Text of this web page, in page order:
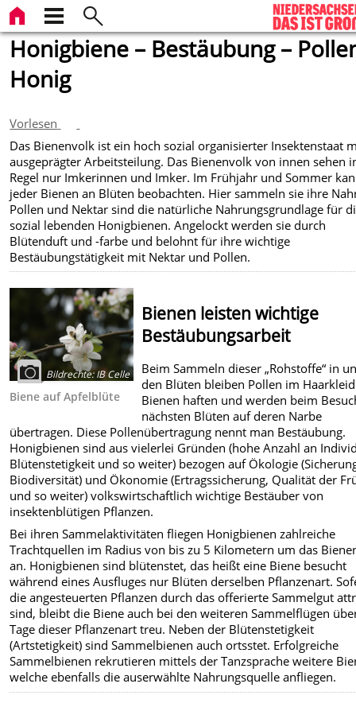
Honigbiene – Bestäubung –
Honig
Vorlesen
Das Bienenvolk ist ein hoch sozial organisierter Insektenstaat
ausgeprägter Arbeitsteilung. Das Bienenvolk von innen sehen
Regel nur Imkerinnen und Imker. Im Frühjahr und Sommer
jeder Bienen an Blüten beobachten. Hier sammeln sie ihre
Pollen und Nektar sind die natürliche Nahrungsgrundlage für
sozial lebenden Honigbienen. Angelockt werden sie durch
Blütenduft und -farbe und belohnt für ihre wichtige
Bestäubungstätigkeit mit Nektar und Pollen.
Bildrechte:IB Celle
Biene auf Apfelblüte
Bienen leisten wichtige
Bestäubungsarbeit
Beim Sammeln dieser „Rohstoffe“ in
den Blüten bleiben Pollen im
Bienen haften und werden beim
nächsten Blüten auf deren Narbe
übertragen. Diese Pollenübertragung nennt man Bestäubung.
Honigbienen sind aus vielerlei Gründen (hohe Anzahl an
Blütenstetigkeit und so weiter) bezogen auf Ökologie
Biodiversität) und Ökonomie (Ertragssicherung, Qualität der
und so weiter) volkswirtschaftlich wichtige Bestäuber von
insektenblütigen Pflanzen.
Bei ihren Sammelaktivitäten fliegen Honigbienen zahlreiche
Trachtquellen im Radius von bis zu 5 Kilometern um das
an. Honigbienen sind blütenstet, das heißt eine Biene besucht
während eines Ausfluges nur Blüten derselben Pflanzenart.
die angesteuerten Pflanzen durch das offerierte Sammelgut
sind, bleibt die Biene auch bei den weiteren Sammelflügen
Tage dieser Pflanzenart treu. Neben der Blütenstetigkeit
(Artstetigkeit) sind Sammelbienen auch ortsstet. Erfolgreiche
Sammelbienen rekrutieren mittels der Tanzsprache weitere
welche ebenfalls die auserwählte Nahrungsquelle anfliegen.